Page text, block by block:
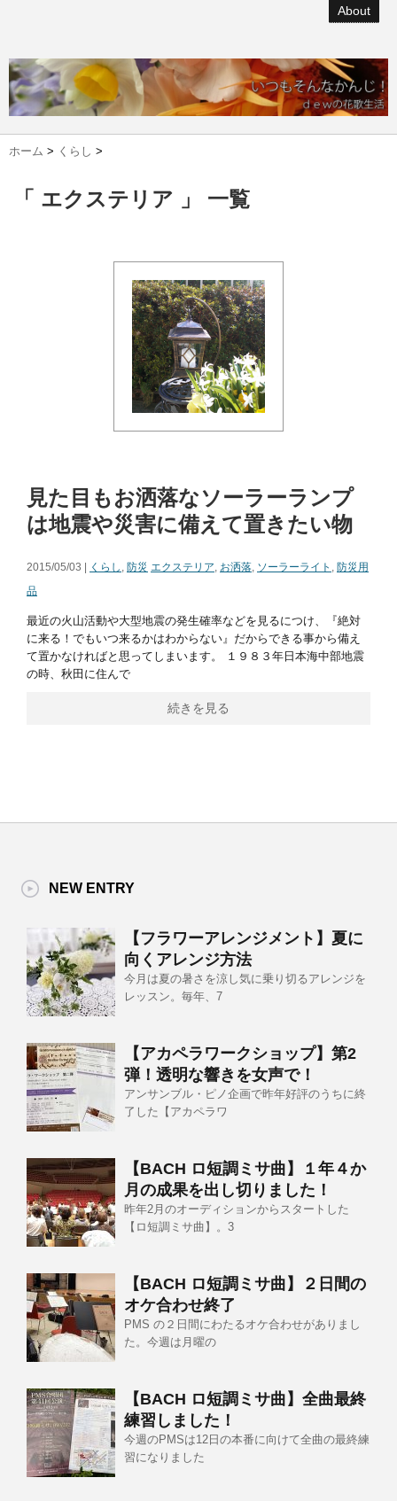
About
ホーム > くらし >
「 エクステリア 」 一覧
見た目もお洒落なソーラーランプ
は地震や災害に備えて置きたい物
2015/05/03 | くらし , 防災 エクステリア, お洒落, ソーラーライト , 防災用
品
最近の火山活動や大型地震の発生確率などを見るにつけ、『絶対
に来る！でもいつ来るかはわからない』だからできる事から備え
て置かなければと思ってしまいます。 １９８３年日本海中部地震
の時、秋田に住んで
続きを見る
NEW ENTRY
【フラワーアレンジメント】夏に
向くアレンジ方法
今月は夏の暑さを涼し気に乗り切るアレンジを
レッスン。毎年、7
【アカペラワークショップ】第2
弾！透明な響きを女声で！
アンサンブル・ピノ企画で昨年好評のうちに終
了した【アカペラワ
【BACH ロ短調ミサ曲】１年４か
月の成果を出し切りました！
昨年2月のオーディションからスタートした
【ロ短調ミサ曲】。3
【BACH ロ短調ミサ曲】２日間の
オケ合わせ終了
PMS の２日間にわたるオケ合わせがありまし
た。今週は月曜の
【BACH ロ短調ミサ曲】全曲最終
練習しました！
今週のPMSは12日の本番に向けて全曲の最終練
習になりました